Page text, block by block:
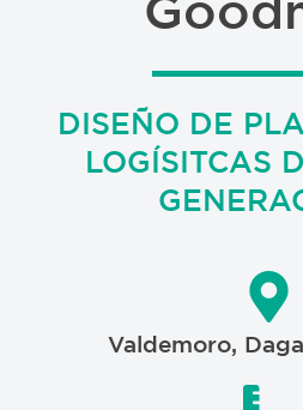
DISEÑO DE
LOGÍSITCAS
Valdemoro,